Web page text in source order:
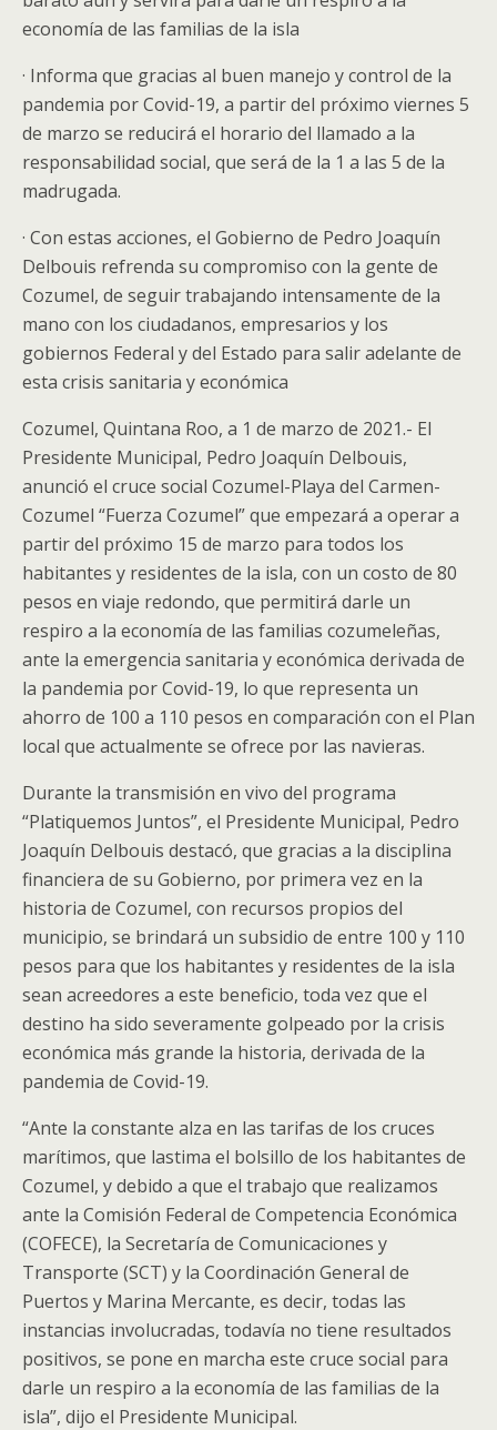
economía de las familias de la isla
· Informa que gracias al buen manejo y control de la
pandemia por Covid-19, a partir del próximo viernes 5
de marzo se reducirá el horario del llamado a la
responsabilidad social, que será de la 1 a las 5 de la
madrugada.
· Con estas acciones, el Gobierno de Pedro Joaquín
Delbouis refrenda su compromiso con la gente de
Cozumel, de seguir trabajando intensamente de la
mano con los ciudadanos, empresarios y los
gobiernos Federal y del Estado para salir adelante de
esta crisis sanitaria y económica
Cozumel, Quintana Roo, a 1 de marzo de 2021.­- El
Presidente Municipal, Pedro Joaquín Delbouis,
anunció el cruce social Cozumel-Playa del Carmen-
Cozumel “Fuerza Cozumel” que empezará a operar a
partir del próximo 15 de marzo para todos los
habitantes y residentes de la isla, con un costo de 80
pesos en viaje redondo, que permitirá darle un
respiro a la economía de las familias cozumeleñas,
ante la emergencia sanitaria y económica derivada de
la pandemia por Covid-19, lo que representa un
ahorro de 100 a 110 pesos en comparación con el Plan
local que actualmente se ofrece por las navieras.
Durante la transmisión en vivo del programa
“Platiquemos Juntos”, el Presidente Municipal, Pedro
Joaquín Delbouis destacó, que gracias a la disciplina
financiera de su Gobierno, por primera vez en la
historia de Cozumel, con recursos propios del
municipio, se brindará un subsidio de entre 100 y 110
pesos para que los habitantes y residentes de la isla
sean acreedores a este beneficio, toda vez que el
destino ha sido severamente golpeado por la crisis
económica más grande la historia, derivada de la
pandemia de Covid-19.
“Ante la constante alza en las tarifas de los cruces
marítimos, que lastima el bolsillo de los habitantes de
Cozumel, y debido a que el trabajo que realizamos
ante la Comisión Federal de Competencia Económica
(COFECE), la Secretaría de Comunicaciones y
Transporte (SCT) y la Coordinación General de
Puertos y Marina Mercante, es decir, todas las
instancias involucradas, todavía no tiene resultados
positivos, se pone en marcha este cruce social para
darle un respiro a la economía de las familias de la
isla”, dijo el Presidente Municipal.